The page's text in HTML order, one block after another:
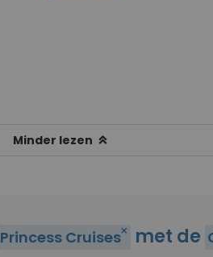
Minder lezen keyboard_double_arrow_up
Princess Cruisesclose met de